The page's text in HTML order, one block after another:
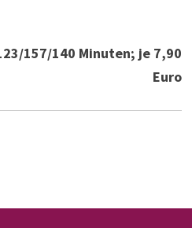
157/140 Minuten; je 7,90
Euro